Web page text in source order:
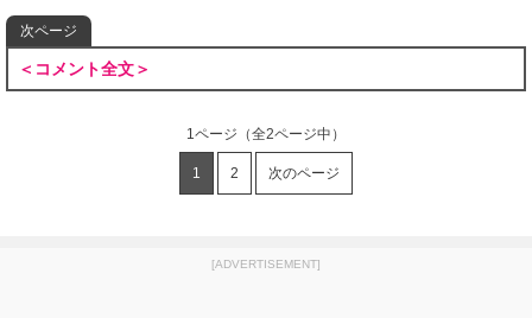
次ページ
＜コメント全文＞
1ページ （全2ページ中）
1 2 次のページ
[ADVERTISEMENT]